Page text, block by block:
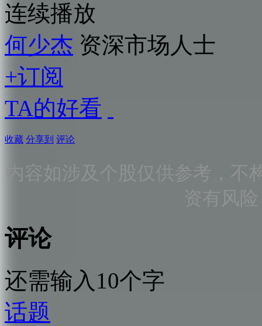
连续播放
何少杰 资深市场人士
+订阅
TA的好看
收藏 分享到 评论
内容如涉及个股仅供参考，
资有风
评论
还需输入10个字
话题